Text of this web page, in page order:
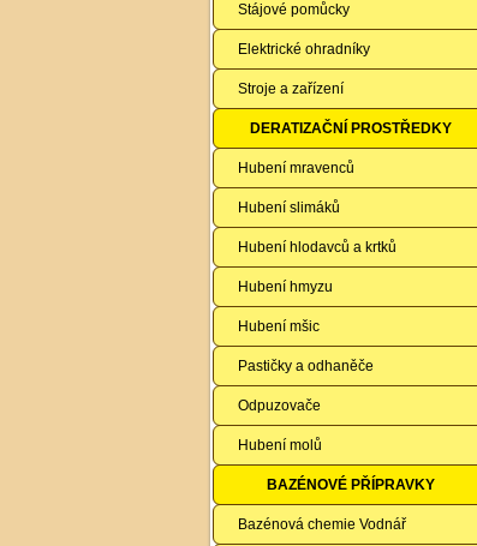
Stájové pomůcky
Elektrické ohradníky
Stroje a zařízení
DERATIZAČNÍ PROSTŘEDKY
Hubení mravenců
Hubení slimáků
Hubení hlodavců a krtků
Hubení hmyzu
Hubení mšic
Pastičky a odhaněče
Odpuzovače
Hubení molů
BAZÉNOVÉ PŘÍPRAVKY
Bazénová chemie Vodnář